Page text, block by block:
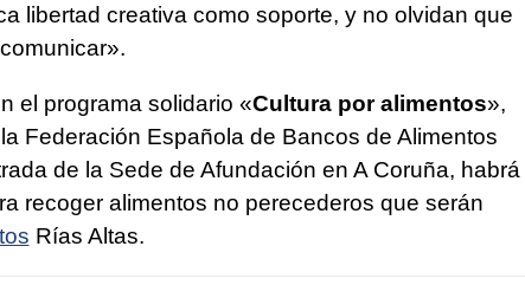
libertad creativa como soporte, y no olvidan que
el programa solidario «Cultura por alimentos»,
Federación Española de Bancos de Alimentos
de la Sede de Afundación en A Coruña, habrá
recoger alimentos no perecederos que serán
Rías Altas.